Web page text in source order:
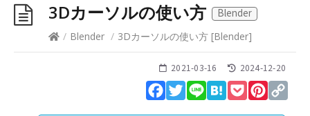
3Dカーソルの使い方
Blender
/ Blender / 3Dカーソルの使い方 [Blender]
2021-03-16 2024-12-20
Facebook
Twitter
Line HatenaPocket